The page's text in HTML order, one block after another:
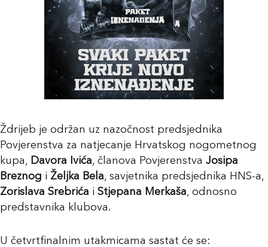
Ždrijeb je održan uz nazočnost predsjednika
Povjerenstva za natjecanje Hrvatskog nogometnog
kupa, Davora Ivića, članova Povjerenstva Josipa
Breznog i Željka Bela, savjetnika predsjednika HNS-a,
Zorislava Srebrića i Stjepana Merkaša, odnosno
predstavnika klubova.
U četvrtfinalnim utakmicama sastat će se: